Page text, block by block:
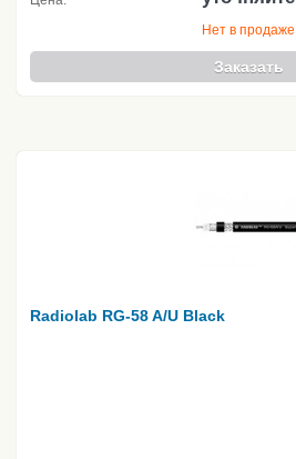
Нет в продаже
Заказать
Radiolab RG-58 A/U Black